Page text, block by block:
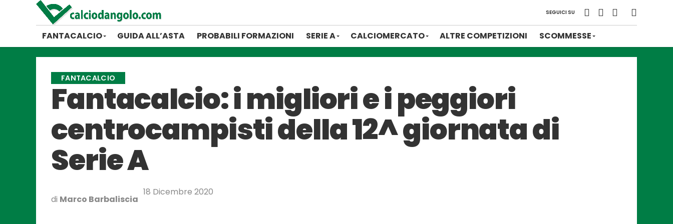
SEGUICI SU
FANTACALCIO GUIDA ALL’ASTA PROBABILI FORMAZIONI SERIE A CALCIOMERCATO ALTRE COMPETIZIONI SCOMMESSE
FANTACALCIO
Fantacalcio: i migliori e i peggiori
centrocampisti della 12^ giornata di
Serie A
di Marco Barbaliscia
18 Dicembre 2020